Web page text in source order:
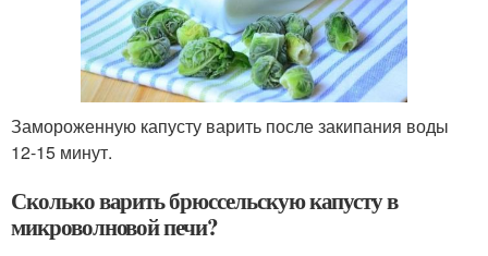
Замороженную капусту варить после закипания воды
12-15 минут.
Сколько варить брюссельскую капусту в
микроволновой печи?